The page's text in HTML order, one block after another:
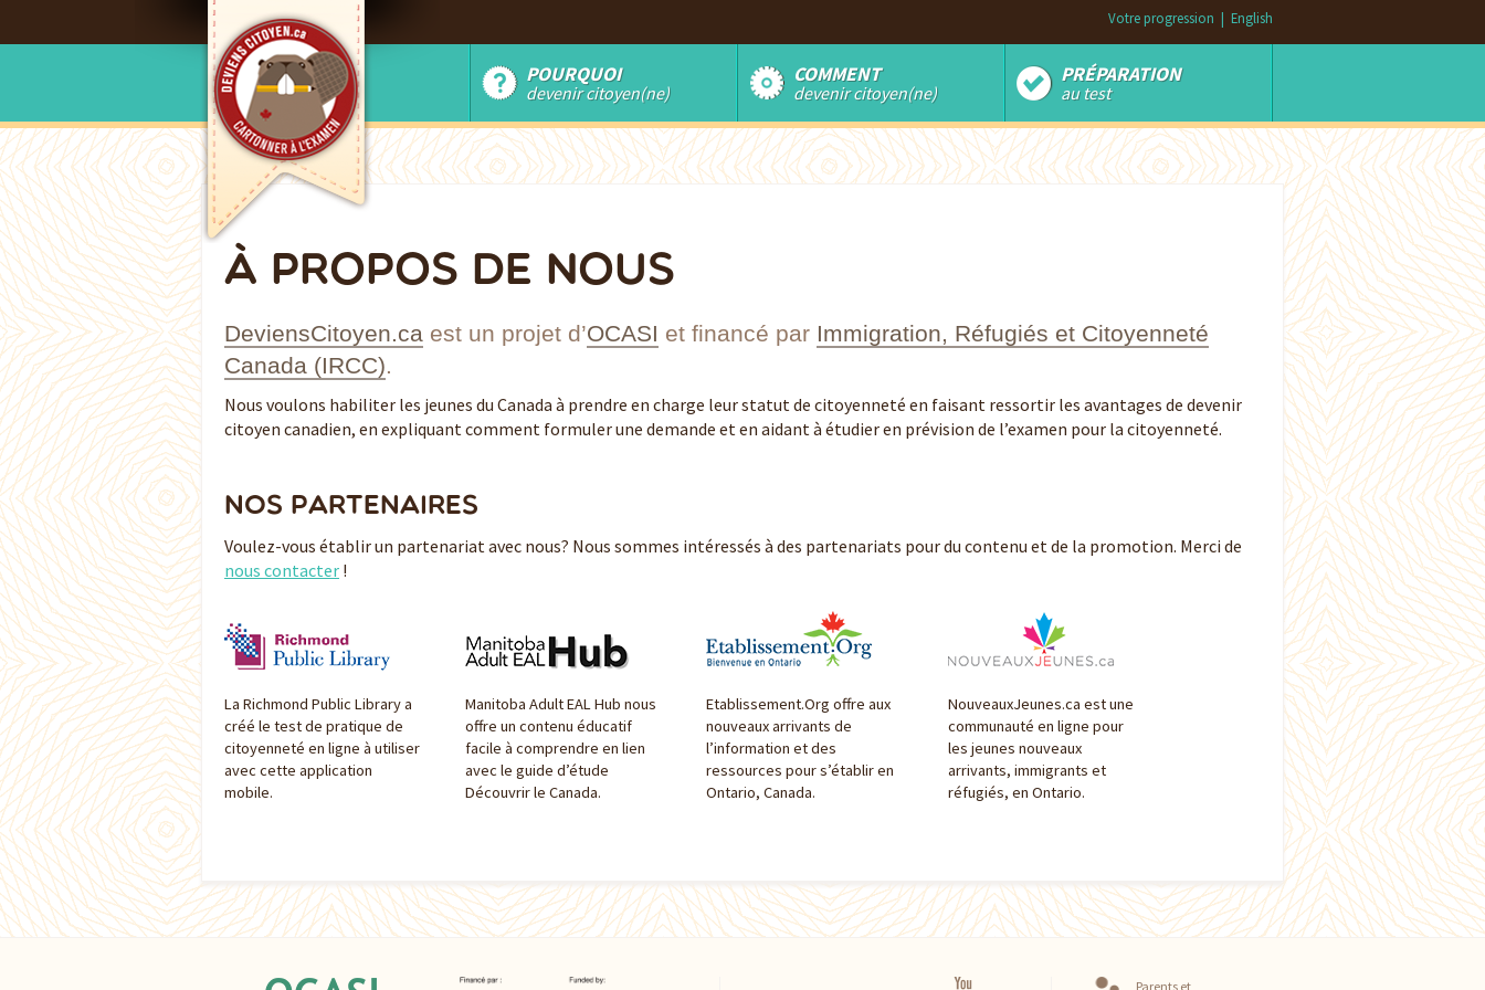
Votre progression | English
POURQUOI
devenir citoyen(ne)
COMMENT
devenir citoyen(ne)
PRÉPARATION
au test
À PROPOS DE NOUS
DeviensCitoyen.ca est un projet d’OCASI et financé par Immigration, Réfugiés et Citoyenneté
Canada (IRCC).
Nous voulons habiliter les jeunes du Canada à prendre en charge leur statut de citoyenneté en faisant ressortir les avantages de devenir
citoyen canadien, en expliquant comment formuler une demande et en aidant à étudier en prévision de l’examen pour la citoyenneté.
NOS PARTENAIRES
Voulez-vous établir un partenariat avec nous? Nous sommes intéressés à des partenariats pour du contenu et de la promotion. Merci de
nous contacter !
La Richmond Public Library a
créé le test de pratique de
citoyenneté en ligne à utiliser
avec cette application
mobile.
Manitoba Adult EAL Hub nous
offre un contenu éducatif
facile à comprendre en lien
avec le guide d’étude
Découvrir le Canada.
Etablissement.Org offre aux
nouveaux arrivants de
l’information et des
ressources pour s’établir en
Ontario, Canada.
NouveauxJeunes.ca est une
communauté en ligne pour
les jeunes nouveaux
arrivants, immigrants et
réfugiés, en Ontario.
Parents et